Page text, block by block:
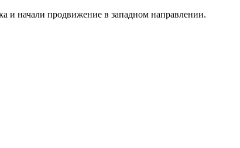
и начали продвижение в западном направлении.